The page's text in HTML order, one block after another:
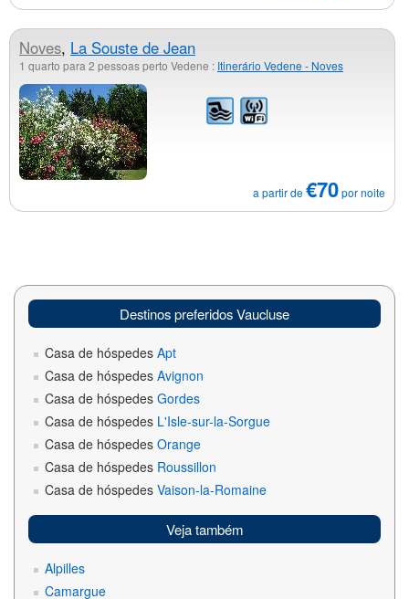
Noves, La Souste de Jean
1 quarto para 2 pessoas perto Vedene : Itinerário Vedene - Noves
a partir de€70por noite
Destinos preferidos Vaucluse
Casa de hóspedes Apt
Casa de hóspedes Avignon
Casa de hóspedes Gordes
Casa de hóspedes L'Isle-sur-la-Sorgue
Casa de hóspedes Orange
Casa de hóspedes Roussillon
Casa de hóspedes Vaison-la-Romaine
Veja também
Alpilles
Camargue